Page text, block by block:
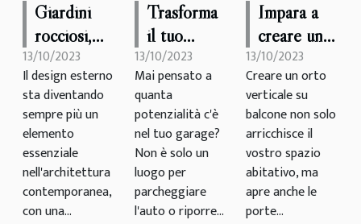
Giardini
rocciosi,
una
tendenza
di design
all'aperto
13/10/2023
Il design esterno
sta diventando
sempre più un
elemento
essenziale
nell'architettura
contemporanea,
con una...
Trasforma
il tuo
garage in
un'oasi
accogliente
13/10/2023
Mai pensato a
quanta
potenzialità c'è
nel tuo garage?
Non è solo un
luogo per
parcheggiare
l'auto o riporre...
Impara a
creare un
orto
verticale su
balcone
13/10/2023
Creare un orto
verticale su
balcone non solo
arricchisce il
vostro spazio
abitativo, ma
apre anche le
porte...